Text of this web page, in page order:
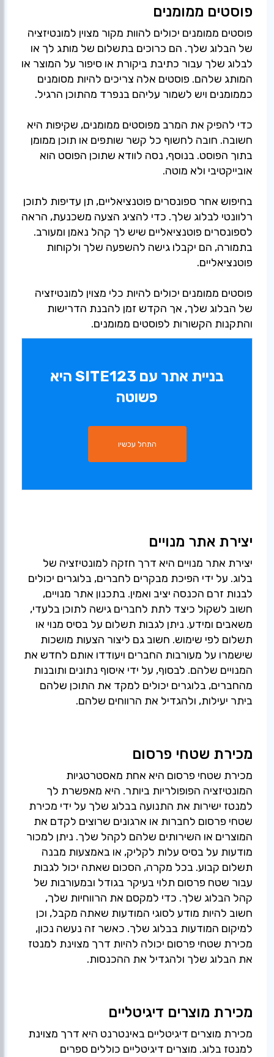
פוסטים ממומנים
פוסטים ממומנים יכולים להוות מקור מצוין למונטיזציה
של הבלוג שלך. הם כרוכים בתשלום של מותג לך או
לבלוג שלך עבור כתיבת ביקורת או סיפור על המוצר או
המותג שלהם. פוסטים אלה צריכים להיות מסומנים
כדי להפיק את המרב מפוסטים ממומנים, שקיפות היא
חשובה. חובה לחשוף כל קשר שותפים או תוכן ממומן
בתוך הפוסט. בנוסף, נסה לוודא שתוכן הפוסט הוא
בחיפוש אחר ספונסרים פוטנציאליים, תן עדיפות לתוכן
רלוונטי לבלוג שלך. כדי להציג הצעה משכנעת, הראה
לספונסרים פוטנציאליים שיש לך קהל נאמן ומעורב.
בתמורה, הם יקבלו גישה להשפעה שלך ולקוחות
פוסטים ממומנים יכולים להיות כלי מצוין למונטיזציה
של הבלוג שלך, אך הקדש זמן להבנת הדרישות
והתקנות הקשורות לפוסטים ממומנים.
בניית אתר עם SITE123 היא
פשוטה
התחל עכשיו
יצירת אתר מנויים
יצירת אתר מנויים היא דרך חזקה למונטיזציה של
בלוג. על ידי הפיכת מבקרים לחברים, בלוגרים יכולים
לבנות זרם הכנסה יציב ואמין. בתכנון אתר מנויים,
חשוב לשקול כיצד לתת לחברים גישה לתוכן בלעדי,
משאבים ומידע. ניתן לגבות תשלום על בסיס מנוי או
תשלום לפי שימוש. חשוב גם ליצור הצעות מושכות
שישמרו על מעורבות החברים ויעודדו אותם לחדש את
המנויים שלהם. לבסוף, על ידי איסוף נתונים ותובנות
מהחברים, בלוגרים יכולים למקד את התוכן שלהם
ביתר יעילות, ולהגדיל את הרווחים שלהם.
מכירת שטחי פרסום
מכירת שטחי פרסום היא אחת מאסטרטגיות
המונטיזציה הפופולריות ביותר. היא מאפשרת לך
למנטז ישירות את התנועה בבלוג שלך על ידי מכירת
שטחי פרסום לחברות או ארגונים שרוצים לקדם את
המוצרים או השירותים שלהם לקהל שלך. ניתן למכור
מודעות על בסיס עלות לקליק, או באמצעות מבנה
תשלום קבוע. בכל מקרה, הסכום שאתה יכול לגבות
עבור שטח פרסום תלוי בעיקר בגודל ובמעורבות של
קהל הבלוג שלך. כדי למקסם את הרווחיות שלך,
חשוב להיות מודע לסוגי המודעות שאתה מקבל, וכן
למיקום המודעות בבלוג שלך. כאשר זה נעשה נכון,
מכירת שטחי פרסום יכולה להיות דרך מצוינת למנטז
את הבלוג שלך ולהגדיל את ההכנסות.
מכירת מוצרים דיגיטליים
מכירת מוצרים דיגיטליים באינטרנט היא דרך מצוינת
למנטז בלוג. מוצרים דיגיטליים כוללים ספרים